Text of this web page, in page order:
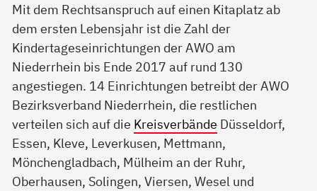
Mit dem Rechtsanspruch auf einen Kitaplatz ab
dem ersten Lebensjahr ist die Zahl der
Kindertageseinrichtungen der AWO am
Niederrhein bis Ende 2017 auf rund 130
angestiegen. 14 Einrichtungen betreibt der AWO
Bezirksverband Niederrhein, die restlichen
verteilen sich auf die Kreisverbände Düsseldorf,
Essen, Kleve, Leverkusen, Mettmann,
Mönchengladbach, Mülheim an der Ruhr,
Oberhausen, Solingen, Viersen, Wesel und